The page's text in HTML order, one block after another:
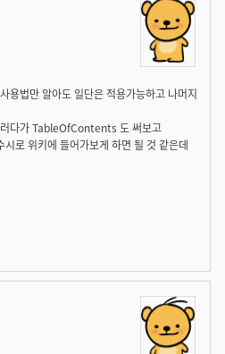
용법만 알아도 일단은 적용가능하고 나머지
러다가 TableOfContents 도 써보고
로 위키에 들어가보게 하면 될 것 같은데